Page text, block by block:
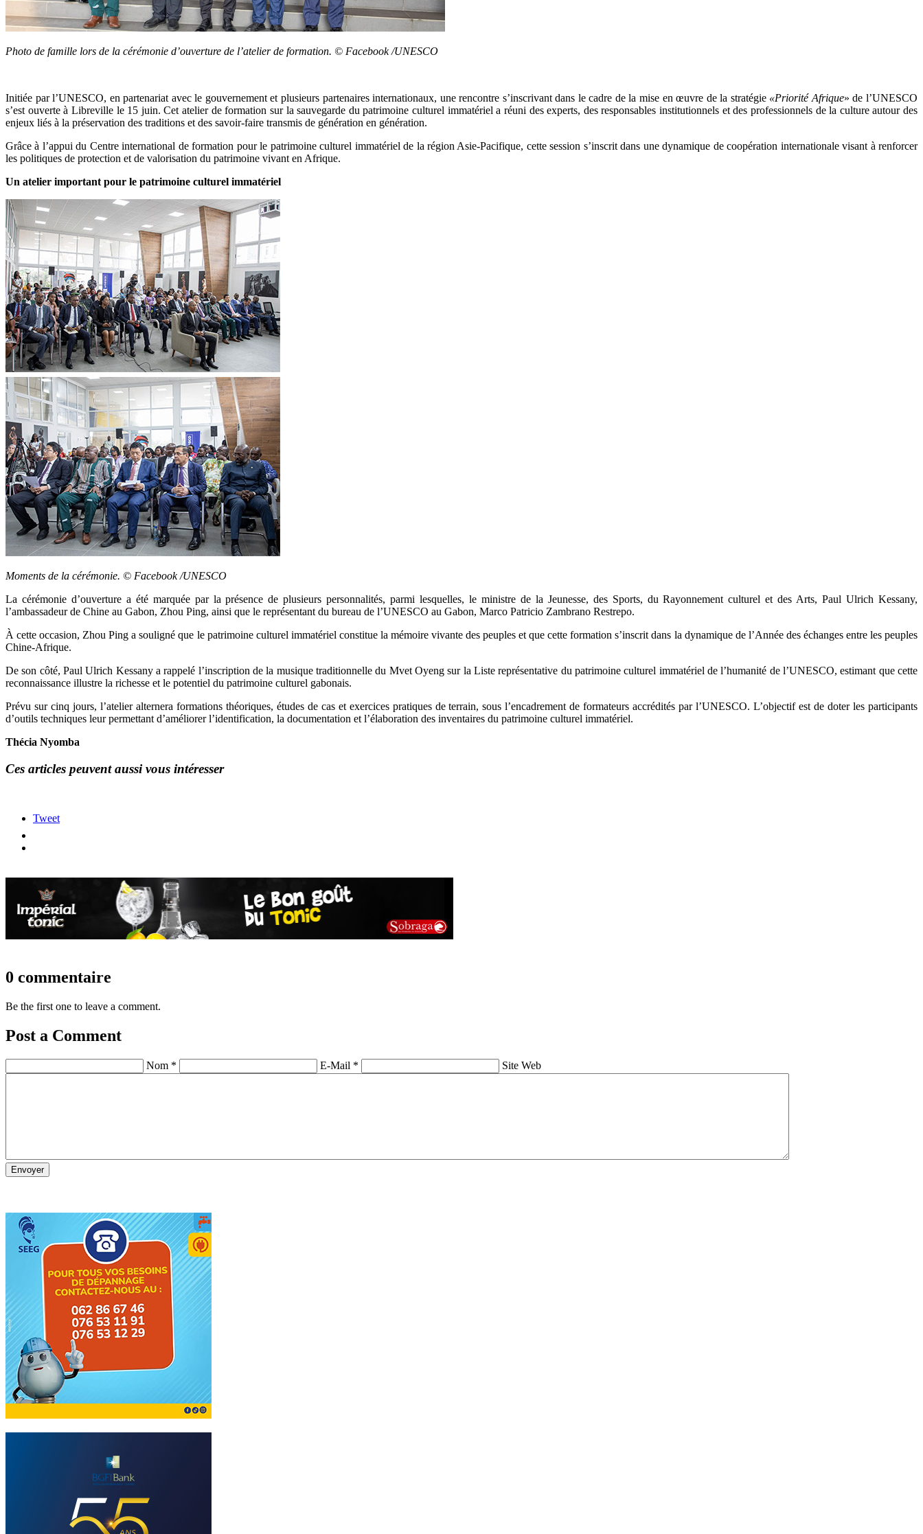
Photo de famille lors de la cérémonie d’ouverture de l’atelier de formation. © Facebook /UNESCO
Initiée par l’UNESCO, en partenariat avec le gouvernement et plusieurs partenaires internationaux, une rencontre s’inscrivant dans le cadre de la mise en œuvre de la stratégie «Priorité Afrique» de l’UNESCO
s’est ouverte à Libreville le 15 juin. Cet atelier de formation sur la sauvegarde du patrimoine culturel immatériel a réuni des experts, des responsables institutionnels et des professionnels de la culture autour des
enjeux liés à la préservation des traditions et des savoir-faire transmis de génération en génération.
Grâce à l’appui du Centre international de formation pour le patrimoine culturel immatériel de la région Asie-Pacifique, cette session s’inscrit dans une dynamique de coopération internationale visant à renforcer
les politiques de protection et de valorisation du patrimoine vivant en Afrique.
Un atelier important pour le patrimoine culturel immatériel
Moments de la cérémonie. © Facebook /UNESCO
La cérémonie d’ouverture a été marquée par la présence de plusieurs personnalités, parmi lesquelles, le ministre de la Jeunesse, des Sports, du Rayonnement culturel et des Arts, Paul Ulrich Kessany,
l’ambassadeur de Chine au Gabon, Zhou Ping, ainsi que le représentant du bureau de l’UNESCO au Gabon, Marco Patricio Zambrano Restrepo.
À cette occasion, Zhou Ping a souligné que le patrimoine culturel immatériel constitue la mémoire vivante des peuples et que cette formation s’inscrit dans la dynamique de l’Année des échanges entre les peuples
Chine-Afrique.
De son côté, Paul Ulrich Kessany a rappelé l’inscription de la musique traditionnelle du Mvet Oyeng sur la Liste représentative du patrimoine culturel immatériel de l’humanité de l’UNESCO, estimant que cette
reconnaissance illustre la richesse et le potentiel du patrimoine culturel gabonais.
Prévu sur cinq jours, l’atelier alternera formations théoriques, études de cas et exercices pratiques de terrain, sous l’encadrement de formateurs accrédités par l’UNESCO. L’objectif est de doter les participants
d’outils techniques leur permettant d’améliorer l’identification, la documentation et l’élaboration des inventaires du patrimoine culturel immatériel.
Thécia Nyomba
Ces articles peuvent aussi vous intéresser
Tweet
0 commentaire
Be the first one to leave a comment.
Post a Comment
Nom * E-Mail * Site Web